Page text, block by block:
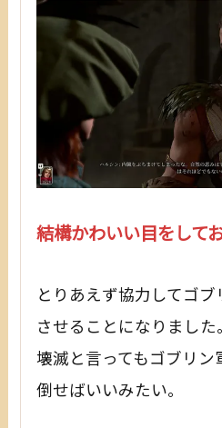
結構かわいい目をして
とりあえず協力してゴ
させることになりました。
壊滅と言ってもゴブリン
倒せばいいみたい。